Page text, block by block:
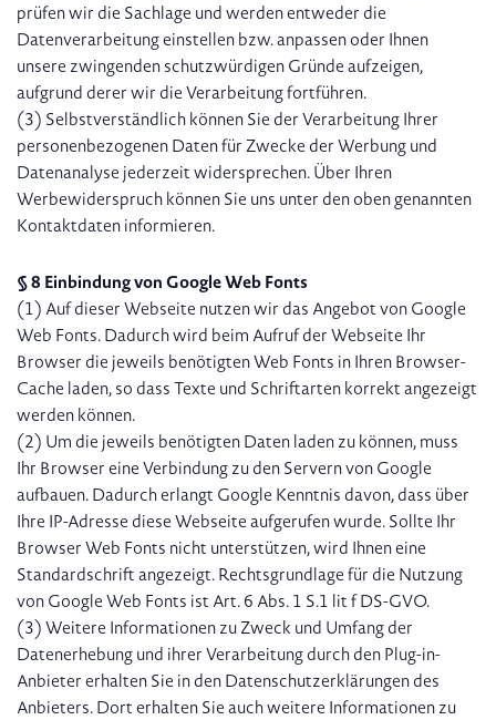
prüfen wir die Sachlage und werden entweder die
Datenverarbeitung einstellen bzw. anpassen oder Ihnen
unsere zwingenden schutzwürdigen Gründe aufzeigen,
aufgrund derer wir die Verarbeitung fortführen.
(3) Selbstverständlich können Sie der Verarbeitung Ihrer
personenbezogenen Daten für Zwecke der Werbung und
Datenanalyse jederzeit widersprechen. Über Ihren
Werbewiderspruch können Sie uns unter den oben genannten
Kontaktdaten informieren.
§ 8 Einbindung von Google Web Fonts
(1) Auf dieser Webseite nutzen wir das Angebot von Google
Web Fonts. Dadurch wird beim Aufruf der Webseite Ihr
Browser die jeweils benötigten Web Fonts in Ihren Browser-
Cache laden, so dass Texte und Schriftarten korrekt angezeigt
werden können.
(2) Um die jeweils benötigten Daten laden zu können, muss
Ihr Browser eine Verbindung zu den Servern von Google
aufbauen. Dadurch erlangt Google Kenntnis davon, dass über
Ihre IP-Adresse diese Webseite aufgerufen wurde. Sollte Ihr
Browser Web Fonts nicht unterstützen, wird Ihnen eine
Standardschrift angezeigt. Rechtsgrundlage für die Nutzung
von Google Web Fonts ist Art. 6 Abs. 1 S.1 lit f DS-GVO.
(3) Weitere Informationen zu Zweck und Umfang der
Datenerhebung und ihrer Verarbeitung durch den Plug-in-
Anbieter erhalten Sie in den Datenschutzerklärungen des
Anbieters. Dort erhalten Sie auch weitere Informationen zu